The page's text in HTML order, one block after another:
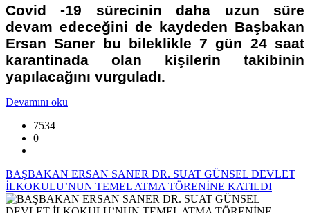
Covid -19 sürecinin daha uzun süre
devam edeceğini de kaydeden Başbakan
Ersan Saner bu bileklikle 7 gün 24 saat
karantinada olan kişilerin takibinin
yapılacağını vurguladı.
Devamını oku
7534
0
BAŞBAKAN ERSAN SANER DR. SUAT GÜNSEL DEVLET
İLKOKULU’NUN TEMEL ATMA TÖRENİNE KATILDI